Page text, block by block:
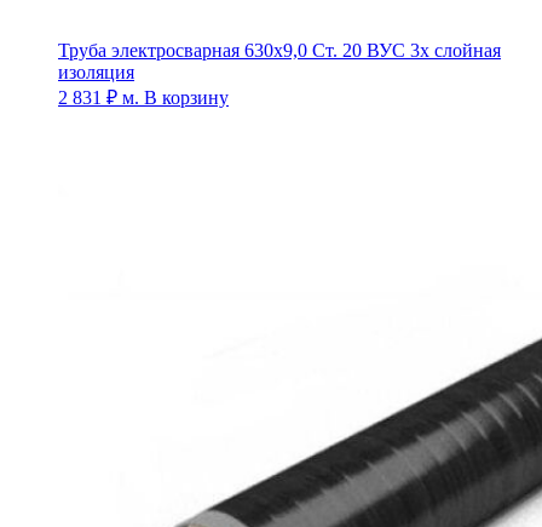
Труба электросварная 630х9,0 Ст. 20 ВУС 3х слойная
изоляция
2 831 ₽ м. В корзину